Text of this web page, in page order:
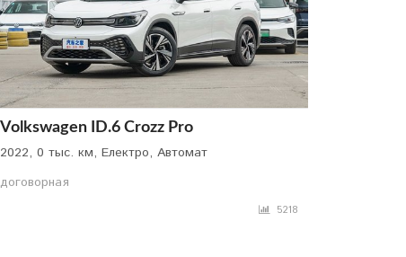
Volkswagen ID.6 Crozz Pro
2022, 0 тыс. км, Електро, Автомат
договорная
5218